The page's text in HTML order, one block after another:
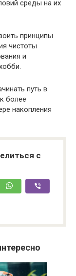
среды на их
принципы
чистоты
и
путь в
более
накопления
с